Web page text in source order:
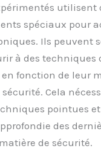
utilisent
spéciaux pour
Ils peuvent
à des techniques
fonction de leur
Cela
pointues
des
de sécurité.